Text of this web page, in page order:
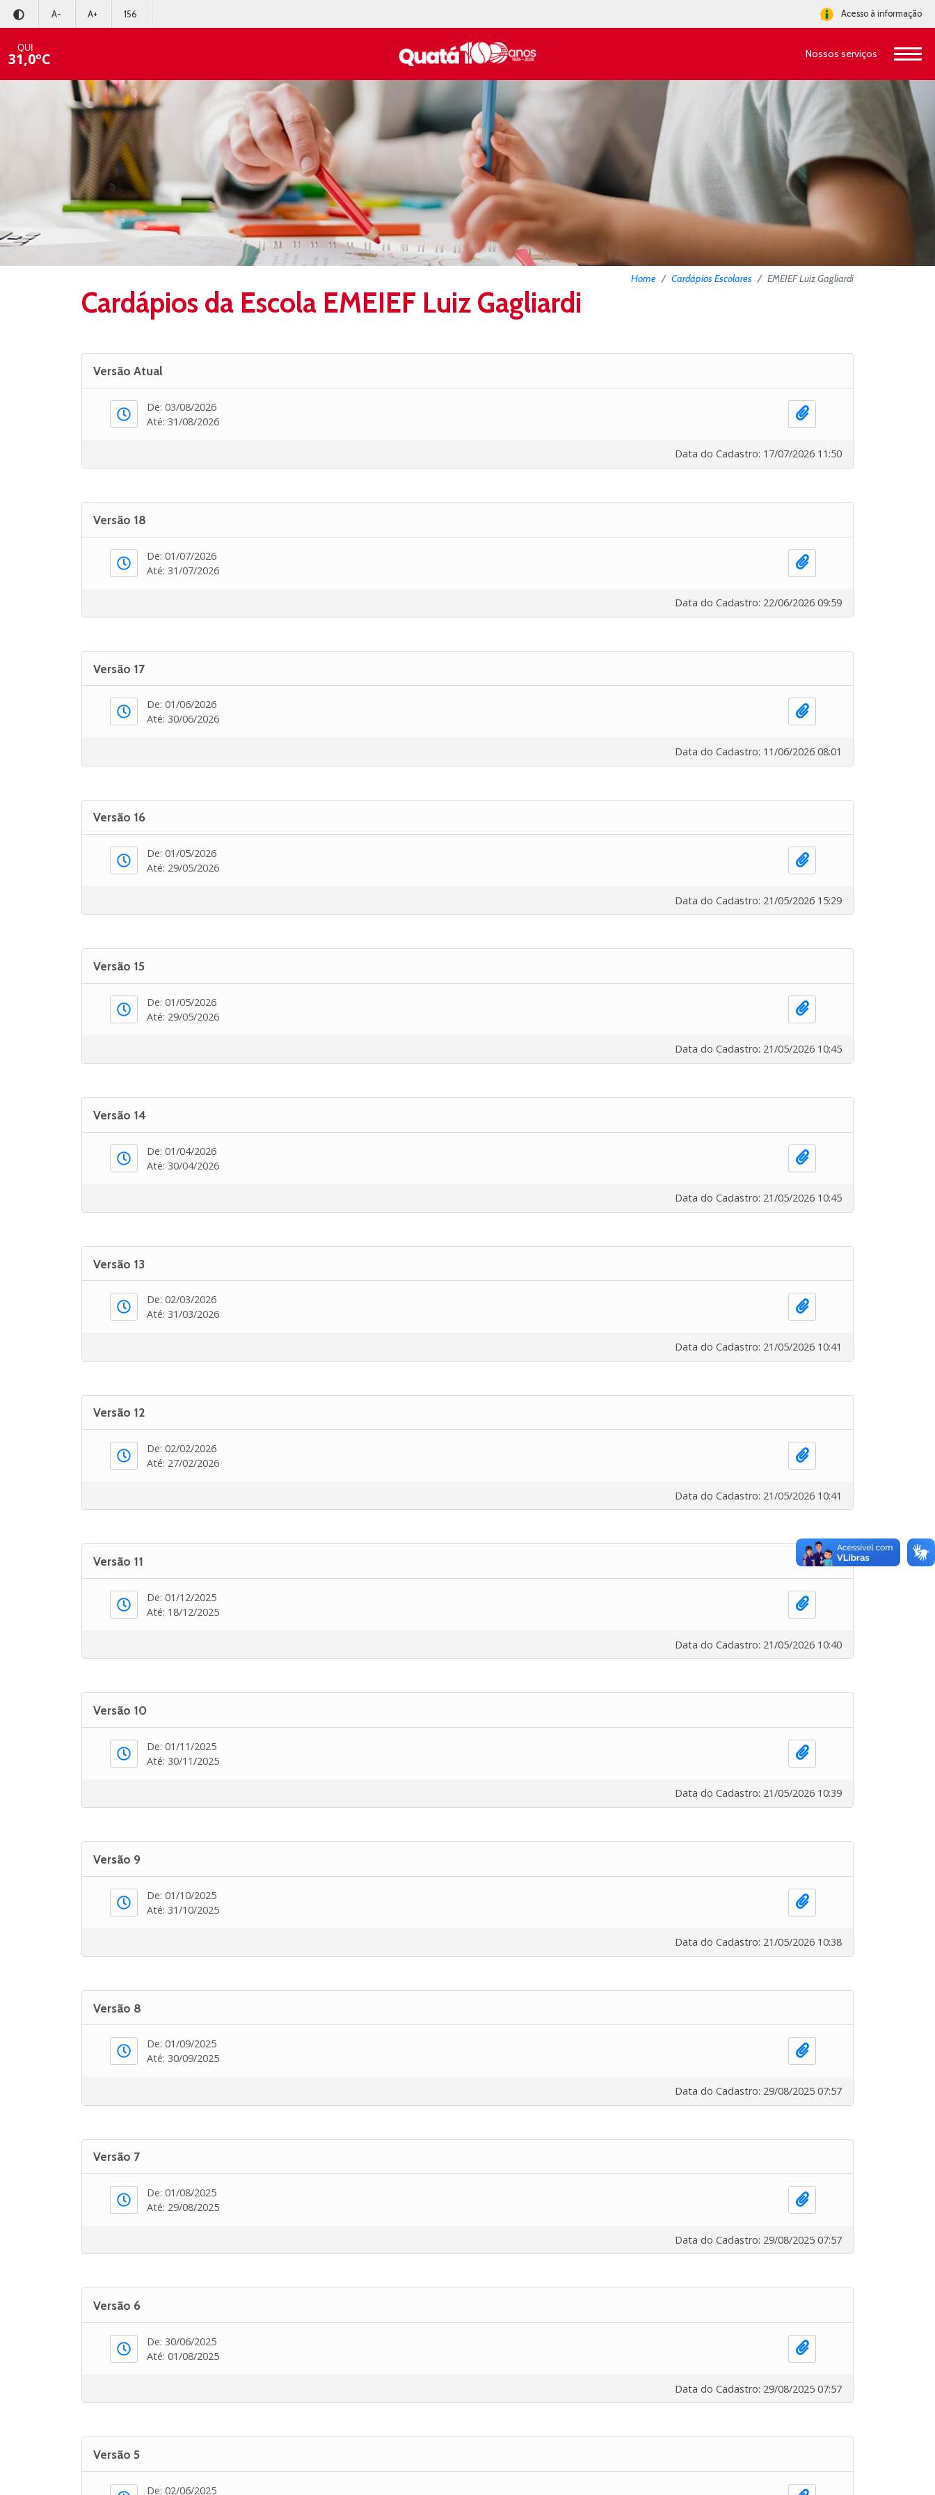
A- A+ 156
QUI
31,0ºC Nossos serviços
Acesso à informação
Home Cardápios Escolares EMEIEF Luiz Gagliardi
Cardápios da Escola EMEIEF Luiz Gagliardi
Versão Atual
De: 03/08/2026
Até: 31/08/2026
Data do Cadastro: 17/07/2026 11:50
Versão 18
De: 01/07/2026
Até: 31/07/2026
Data do Cadastro: 22/06/2026 09:59
Versão 17
De: 01/06/2026
Até: 30/06/2026
Data do Cadastro: 11/06/2026 08:01
Versão 16
De: 01/05/2026
Até: 29/05/2026
Data do Cadastro: 21/05/2026 15:29
Versão 15
De: 01/05/2026
Até: 29/05/2026
Data do Cadastro: 21/05/2026 10:45
Versão 14
De: 01/04/2026
Até: 30/04/2026
Data do Cadastro: 21/05/2026 10:45
Versão 13
De: 02/03/2026
Até: 31/03/2026
Data do Cadastro: 21/05/2026 10:41
Versão 12
De: 02/02/2026
Até: 27/02/2026
Data do Cadastro: 21/05/2026 10:41
Versão 11
De: 01/12/2025
Até: 18/12/2025
Data do Cadastro: 21/05/2026 10:40
Versão 10
De: 01/11/2025
Até: 30/11/2025
Data do Cadastro: 21/05/2026 10:39
Versão 9
De: 01/10/2025
Até: 31/10/2025
Data do Cadastro: 21/05/2026 10:38
Versão 8
De: 01/09/2025
Até: 30/09/2025
Data do Cadastro: 29/08/2025 07:57
Versão 7
De: 01/08/2025
Até: 29/08/2025
Data do Cadastro: 29/08/2025 07:57
Versão 6
De: 30/06/2025
Até: 01/08/2025
Data do Cadastro: 29/08/2025 07:57
Versão 5
De: 02/06/2025